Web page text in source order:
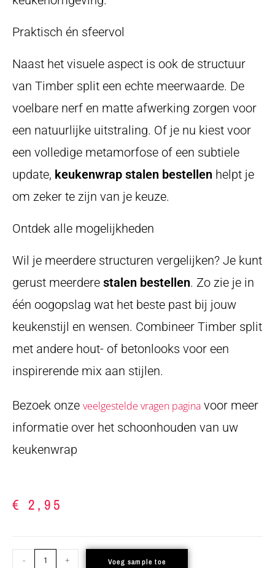
Praktisch én sfeervol
Naast het visuele aspect is ook de structuur
van Timber split een echte meerwaarde. De
voelbare nerf en matte afwerking zorgen voor
een natuurlijke uitstraling. Of je nu kiest voor
een volledige metamorfose of een subtiele
update, keukenwrap stalen bestellen helpt je
om zeker te zijn van je keuze.
Ontdek alle mogelijkheden
Wil je meerdere structuren vergelijken? Je kunt
gerust meerdere stalen bestellen. Zo zie je in
één oogopslag wat het beste past bij jouw
keukenstijl en wensen. Combineer Timber split
met andere hout- of betonlooks voor een
inspirerende mix aan stijlen.
Bezoek onze veelgestelde vragen pagina voor meer
informatie over het schoonhouden van uw
keukenwrap
€ 2,95
- + Voeg sample toe